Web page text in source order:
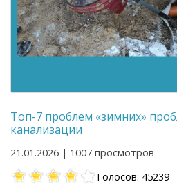
Топ-7 проблем «зимних»
канализации
21.01.2026 | 1007 просмотров
Голосов: 45239